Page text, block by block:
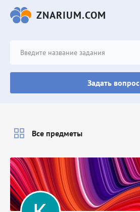
ZNARIUM.COM
Задать вопрос
Все предметы